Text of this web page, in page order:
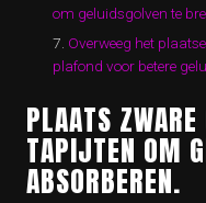
om geluidsgolven te
Overweeg het
plafond voor betere
PLAATS
TAPIJTEN OM
ABSORBEREN.